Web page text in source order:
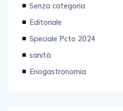
Senza categoria
Editoriale
Speciale Pcto 2024
sanità
Enogastronomia